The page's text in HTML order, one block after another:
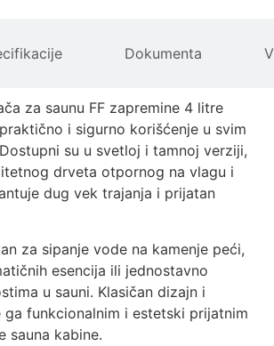
Dokumenta
za saunu FF zapremine 4 litre
i sigurno korišćenje u svim
su u svetloj i tamnoj verziji,
drveta otpornog na vlagu i
dug vek trajanja i prijatan
za sipanje vode na kamenje peći,
esencija ili jednostavno
u sauni. Klasičan dizajn i
ga funkcionalnim i estetski prijatnim
sauna kabine.